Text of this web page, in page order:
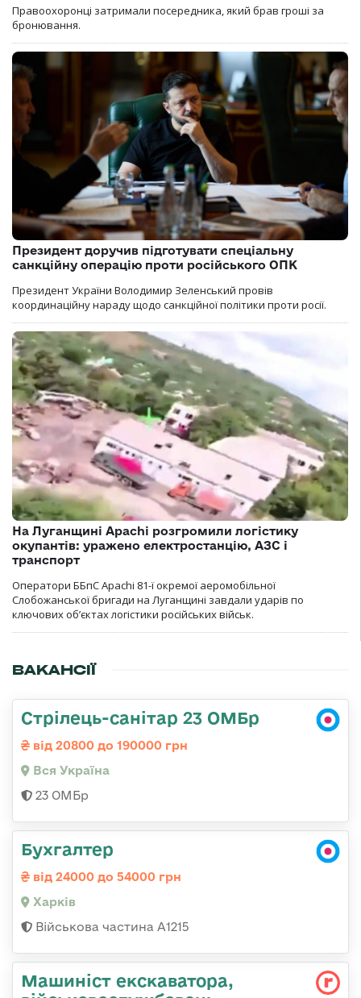
Правоохоронці затримали посередника, який брав гроші за
бронювання.
Президент доручив підготувати спеціальну
санкційну операцію проти російського ОПК
Президент України Володимир Зеленський провів
координаційну нараду щодо санкційної політики проти росії.
На Луганщині Apachi розгромили логістику
окупантів: уражено електростанцію, АЗС і
транспорт
Оператори ББпС Apachi 81-ї окремої аеромобільної
Слобожанської бригади на Луганщині завдали ударів по
ключових об’єктах логістики російських військ.
ВАКАНСІЇ
Стрілець-санітар 23 ОМБр
від 20800 до 190000 грн
Вся Україна
23 ОМБр
Бухгалтер
від 24000 до 54000 грн
Харків
Військова частина А1215
Машиніст екскаватора,